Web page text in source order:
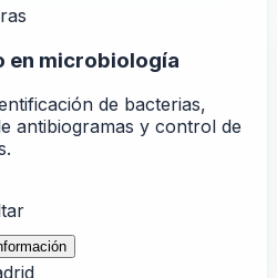
en microbiología
de bacterias,
antibiogramas y control de